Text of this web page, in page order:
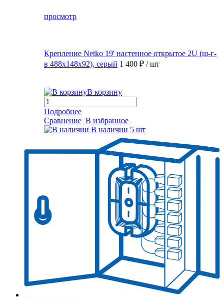
просмотр
Крепление Netko 19' настенное открытое 2U (ш-г-
в 488х148х92), серый 1 400 ₽ / шт
В корзину
Подробнее
Сравнение В избранное
В наличии 5 шт